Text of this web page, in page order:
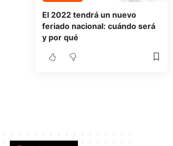
El 2022 tendrá un nuevo
feriado nacional: cuándo será
y por qué